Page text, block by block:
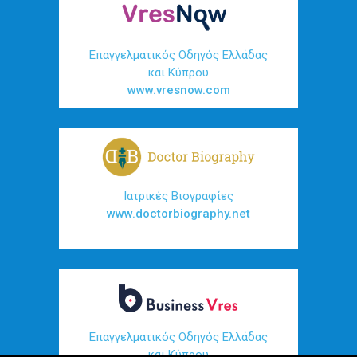
Επαγγελματικός Οδηγός Ελλάδας
και Κύπρου
www.vresnow.com
Ιατρικές Βιογραφίες
www.doctorbiography.net
Επαγγελματικός Οδηγός Ελλάδας